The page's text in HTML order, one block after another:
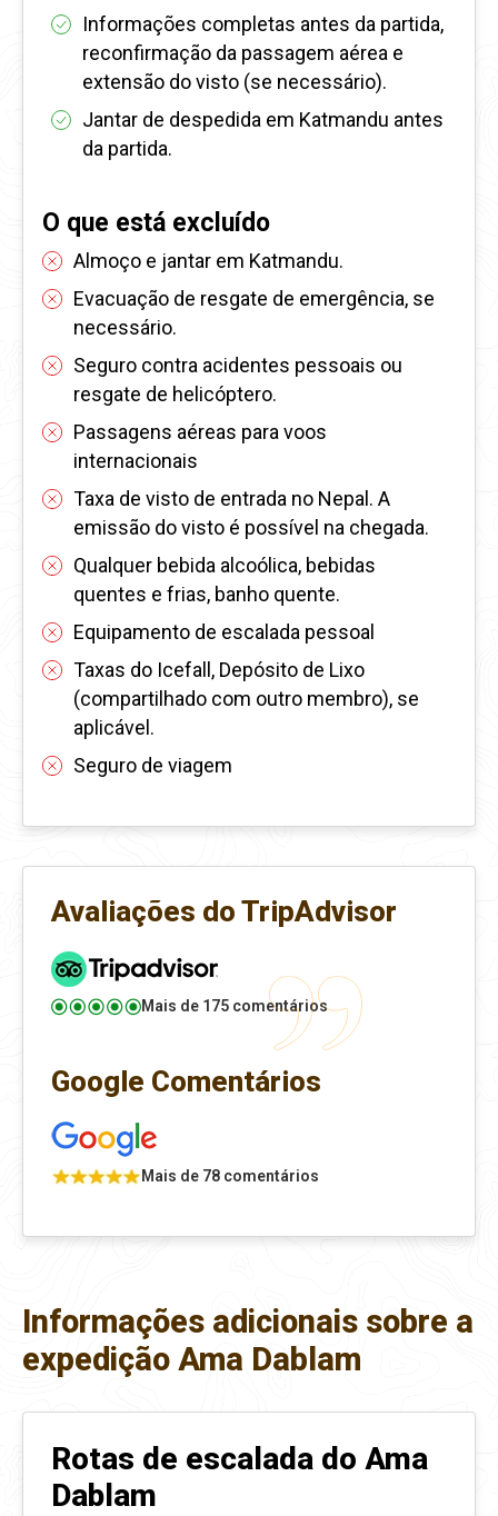
Informações completas antes da partida,
reconfirmação da passagem aérea e
extensão do visto (se necessário).
Jantar de despedida em Katmandu antes
da partida.
O que está excluído
Almoço e jantar em Katmandu.
Evacuação de resgate de emergência, se
necessário.
Seguro contra acidentes pessoais ou
resgate de helicóptero.
Passagens aéreas para voos
internacionais
Taxa de visto de entrada no Nepal. A
emissão do visto é possível na chegada.
Qualquer bebida alcoólica, bebidas
quentes e frias, banho quente.
Equipamento de escalada pessoal
Taxas do Icefall, Depósito de Lixo
(compartilhado com outro membro), se
aplicável.
Seguro de viagem
Avaliações do TripAdvisor
Mais de 175 comentários
Google Comentários
Mais de 78 comentários
Informações adicionais sobre a
expedição Ama Dablam
Rotas de escalada do Ama
Dablam